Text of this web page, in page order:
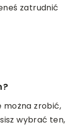
zatrudnić
można zrobić,
wybrać ten,